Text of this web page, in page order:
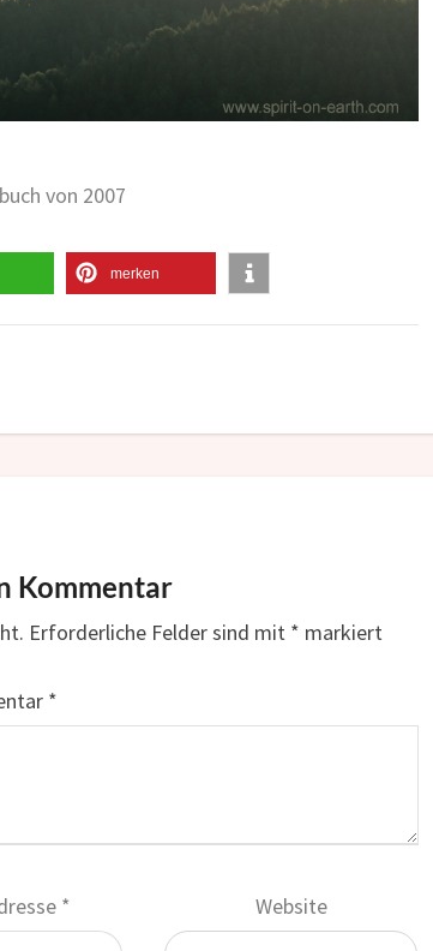
von 2007
merken
Kommentar
Erforderliche Felder sind mit * markiert
*
* Website